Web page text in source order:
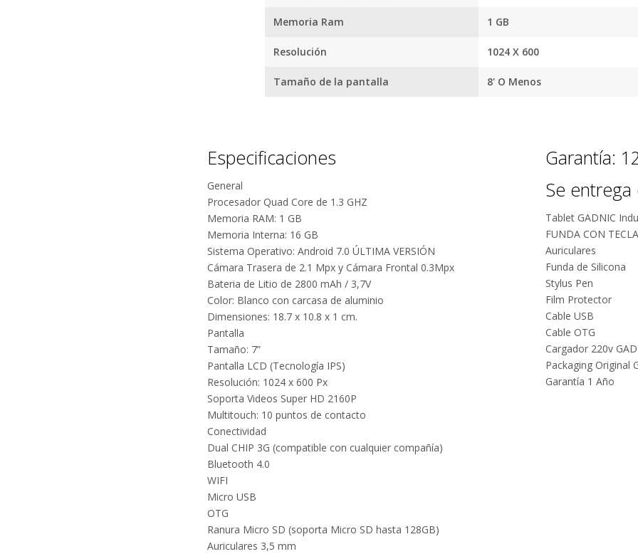
Memoria Ram 1 GB
Resolución 1024 X 600
Tamaño de la pantalla 8' O Menos
Especificaciones
General
Procesador Quad Core de 1.3 GHZ
Memoria RAM: 1 GB
Memoria Interna: 16 GB
Sistema Operativo: Android 7.0 ÚLTIMA VERSIÓN
Cámara Trasera de 2.1 Mpx y Cámara Frontal 0.3Mpx
Bateria de Litio de 2800 mAh / 3,7V
Color: Blanco con carcasa de aluminio
Dimensiones: 18.7 x 10.8 x 1 cm.
Pantalla
Tamaño: 7”
Pantalla LCD (Tecnología IPS)
Resolución: 1024 x 600 Px
Soporta Videos Super HD 2160P
Multitouch: 10 puntos de contacto
Conectividad
Dual CHIP 3G (compatible con cualquier compañía)
Bluetooth 4.0
WIFI
Micro USB
OTG
Ranura Micro SD (soporta Micro SD hasta 128GB)
Auriculares 3,5 mm
Garantía:
Se entrega
Tablet GADNIC
FUNDA CON
Auriculares
Funda de Silicona
Stylus Pen
Film Protector
Cable USB
Cable OTG
Cargador 220v
Packaging Original
Garantía 1 Año
5 estrellas de
5 en Google.
15.000
positivos en
nuestros
productos.
Seguro de
cobertura en
tus envíos.
Garantía
oficial y